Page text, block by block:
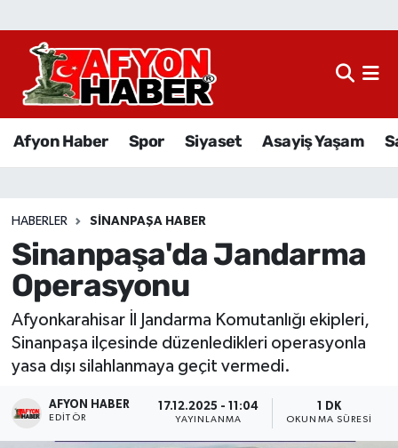
Afyon Haber Spor Siyaset Asayiş Yaşam
HABERLER SINANPAŞA HABER
Sinanpaşa'da Jandarma
Operasyonu
Afyonkarahisar İl Jandarma Komutanlığı ekipleri,
Sinanpaşa ilçesinde düzenledikleri operasyonla
yasa dışı silahlanmaya geçit vermedi.
AFYON HABER
EDITÖR
17.12.2025 - 11:04
YAYINLANMA
1 DK
OKUNMA SÜRESI
Afyon Haber
Sağlık
Eğitim
Sivil Toplum